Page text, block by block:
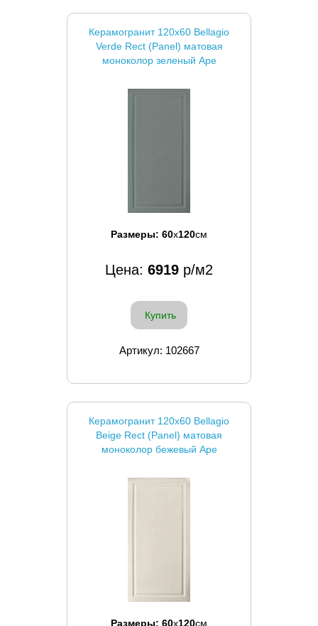
Керамогранит 120x60 Bellagio
Verde Rect (Panel) матовая
моноколор зеленый Ape
Размеры: 60x120см
Цена: 6919 р/м2
Купить
Артикул: 102667
Керамогранит 120x60 Bellagio
Beige Rect (Panel) матовая
моноколор бежевый Ape
Размеры: 60x120см